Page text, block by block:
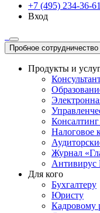
+7 (495) 234-36-61
Вход
Пробное сотрудничество
Продукты и
Налоговое
Журнал
Антивирус
Для кого
Бухгалтеру
Юристу
Кадровому